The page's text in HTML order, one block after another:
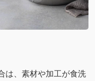
は、素材や加工が食洗